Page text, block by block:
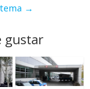
→
gustar